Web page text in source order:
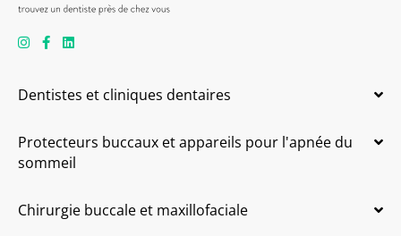
Dentistes et cliniques dentaires
Protecteurs buccaux et appareils pour l'apnée du
sommeil
Chirurgie buccale et maxillofaciale